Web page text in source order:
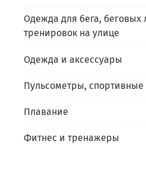
Одежда для бега, беговых
тренировок на улице
Одежда и аксессуары
Пульсометры, спортивные
Плавание
Фитнес и тренажеры